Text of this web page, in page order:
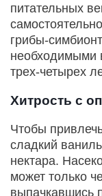
питательных
грибы-
необходимыми
трех-четырех
Хитрость с
Чтобы
сладкий
нектара.
может только
выпачкавшись